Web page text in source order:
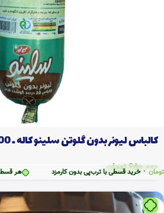
هر قسط162.500 خرید قسطی با ترب‌پی بدون کارمزد
کالباس لیونر بدون گلوتن سلینو کاله ـ 500 گرم
650.000تومان